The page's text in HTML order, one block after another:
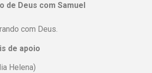
de Deus com Samuel
com Deus.
de apoio
Helena)